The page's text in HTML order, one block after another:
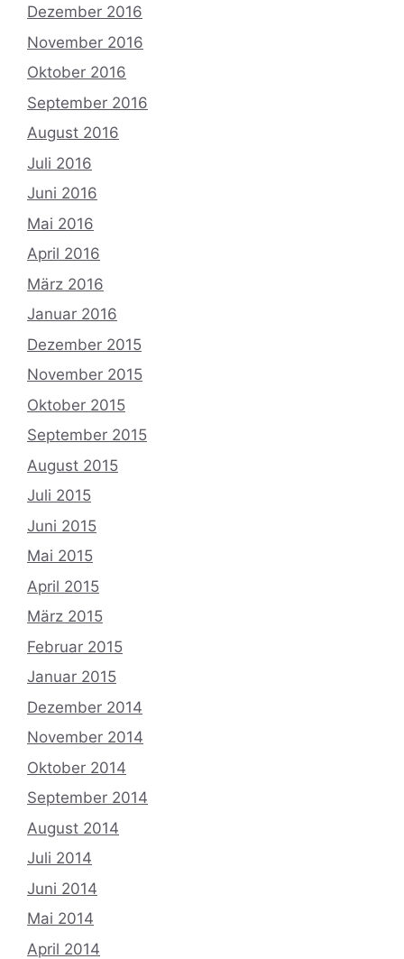
Dezember 2016
November 2016
Oktober 2016
September 2016
August 2016
Juli 2016
Juni 2016
Mai 2016
April 2016
März 2016
Januar 2016
Dezember 2015
November 2015
Oktober 2015
September 2015
August 2015
Juli 2015
Juni 2015
Mai 2015
April 2015
März 2015
Februar 2015
Januar 2015
Dezember 2014
November 2014
Oktober 2014
September 2014
August 2014
Juli 2014
Juni 2014
Mai 2014
April 2014